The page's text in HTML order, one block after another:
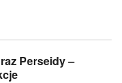
Perseidy –